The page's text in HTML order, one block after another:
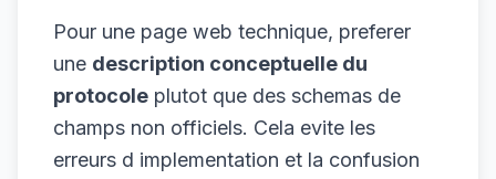
Pour une page web technique, preferer
une description conceptuelle du
protocole plutot que des schemas de
champs non officiels. Cela evite les
erreurs d implementation et la confusion